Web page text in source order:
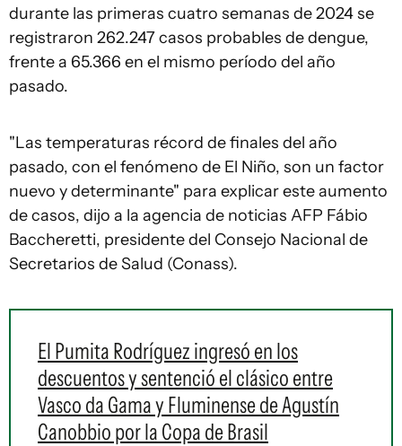
durante las primeras cuatro semanas de 2024 se
registraron 262.247 casos probables de dengue,
frente a 65.366 en el mismo período del año
pasado.
"Las temperaturas récord de finales del año
pasado, con el fenómeno de El Niño, son un factor
nuevo y determinante" para explicar este aumento
de casos, dijo a la agencia de noticias AFP Fábio
Baccheretti, presidente del Consejo Nacional de
Secretarios de Salud (Conass).
El Pumita Rodríguez ingresó en los
descuentos y sentenció el clásico entre
Vasco da Gama y Fluminense de Agustín
Canobbio por la Copa de Brasil